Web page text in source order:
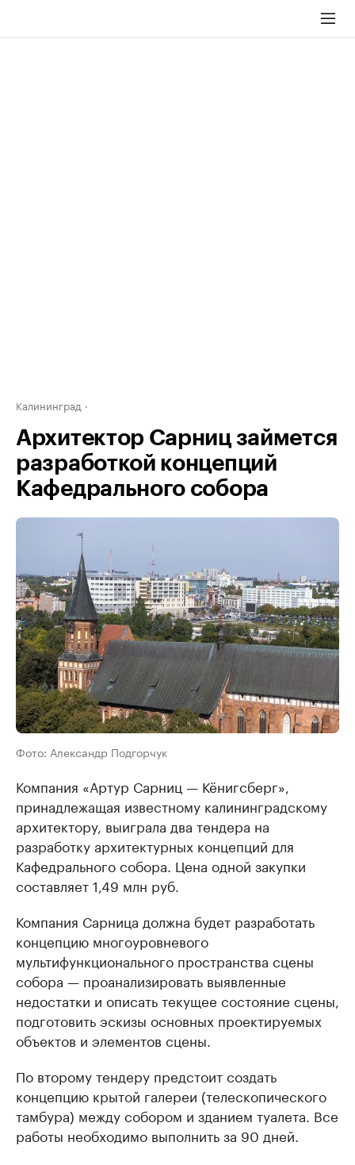
Калининград
Архитектор Сарниц займется
разработкой концепций
Кафедрального собора
Фото: Александр Подгорчук
Компания «Артур Сарниц — Кёнигсберг»,
принадлежащая известному калининградскому
архитектору, выиграла два тендера на
разработку архитектурных концепций для
Кафедрального собора. Цена одной закупки
составляет 1,49 млн руб.
Компания Сарница должна будет разработать
концепцию многоуровневого
мультифункционального пространства сцены
собора — проанализировать выявленные
недостатки и описать текущее состояние сцены,
подготовить эскизы основных проектируемых
объектов и элементов сцены.
По второму тендеру предстоит создать
концепцию крытой галереи (телескопического
тамбура) между собором и зданием туалета. Все
работы необходимо выполнить за 90 дней.